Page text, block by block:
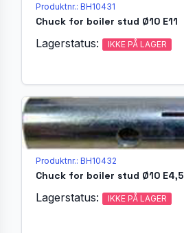
Produktnr.: BH10431
Chuck for boiler stud Ø10 E11
Lagerstatus: IKKE PÅ LAGER
Produktnr.: BH10432
Chuck for boiler stud Ø10 E4,5
Lagerstatus: IKKE PÅ LAGER